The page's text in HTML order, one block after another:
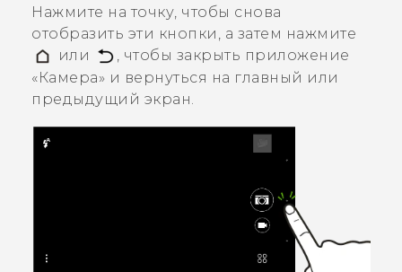
Нажмите на точку, чтобы снова
отобразить эти кнопки, а затем нажмите
или
, чтобы закрыть приложение
«Камера» и вернуться на главный или
предыдущий экран.